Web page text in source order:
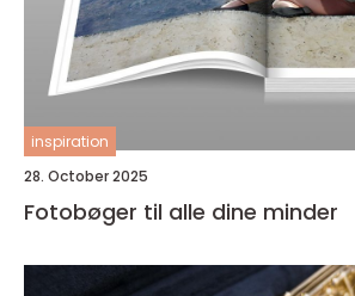
inspiration
28. October 2025
Fotobøger til alle dine minder